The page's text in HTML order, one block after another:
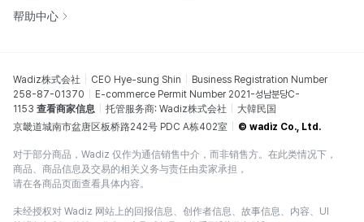
帮助中心
Wadiz株式会社 CEO Hye-sung Shin
Business Registration Number
258-87-01370
E-commerce Permit Number 2021-성남분당C-
1153 查看商家信息 托管服务商: Wadiz株式会社
大韓民国
京畿道城南市盆唐区板桥路242号 PDC A栋402室
© wadiz Co., Ltd.
对于部分商品，Wadiz 仅作为通信销售中介，而非销售方。在此类情况下，
商品、商品信息及交易的相关义务与责任由卖家承担，
请在各商品页面查看具体内容。
未经授权对 Wadiz 网站上的回报信息、创作者信息、故事信息、内容、UI